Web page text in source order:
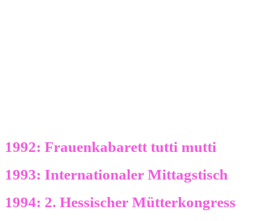
1992: Frauenkabarett tutti mutti
1993: Internationaler Mittagstisch
1994: 2. Hessischer Mütterkongress